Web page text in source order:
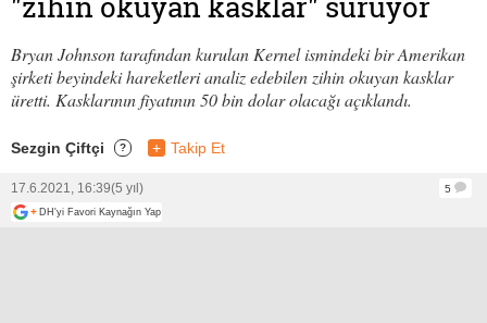
Bryan Johnson tarafından kurulan Kernel ismindeki bir Amerikan
şirketi beyindeki hareketleri analiz edebilen zihin okuyan kasklar
üretti. Kasklarının fiyatının 50 bin dolar olacağı açıklandı.
Sezgin Çiftçi ? + Takip Et
17.6.2021, 16:39(5 yıl)
5
+ DH'yi Favori Kaynağın Yap